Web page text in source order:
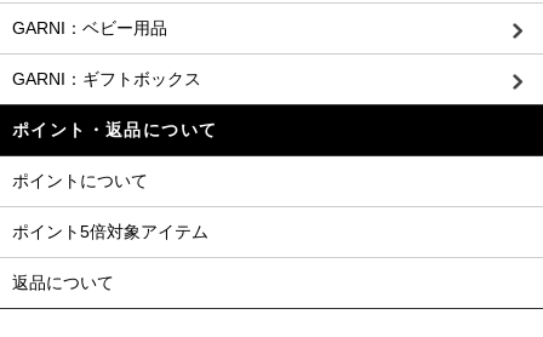
GARNI：ベビー用品
GARNI：ギフトボックス
ポイント・返品について
ポイントについて
ポイント5倍対象アイテム
返品について